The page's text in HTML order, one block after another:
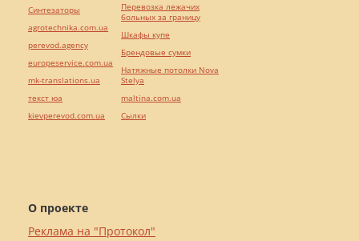
О проекте
Реклама на "Протокол"
Синтезаторы
agrotechnika.com.ua
perevod.agency
europeservice.com.ua
mk-translations.ua
текст юа
kievperevod.com.ua
Перевозка лежачих
больных за границу
Шкафы купе
Брендовые сумки
Натяжные потолки Nova
Stelya
maltina.com.ua
Cылки